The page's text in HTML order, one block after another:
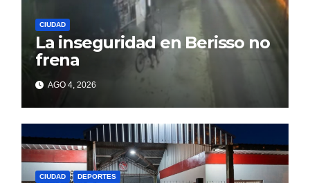
CIUDAD
La inseguridad en Berisso no
frena
AGO 4, 2026
CIUDAD DEPORTES